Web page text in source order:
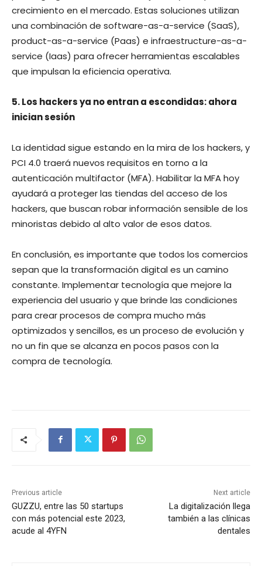
crecimiento en el mercado. Estas soluciones utilizan
una combinación de software-as-a-service (SaaS),
product-as-a-service (Paas) e infraestructure-as-a-
service (Iaas) para ofrecer herramientas escalables
que impulsan la eficiencia operativa.
5. Los hackers ya no entran a escondidas: ahora
inician sesión
La identidad sigue estando en la mira de los hackers, y
PCI 4.0 traerá nuevos requisitos en torno a la
autenticación multifactor (MFA). Habilitar la MFA hoy
ayudará a proteger las tiendas del acceso de los
hackers, que buscan robar información sensible de los
minoristas debido al alto valor de esos datos.
En conclusión, es importante que todos los comercios
sepan que la transformación digital es un camino
constante. Implementar tecnología que mejore la
experiencia del usuario y que brinde las condiciones
para crear procesos de compra mucho más
optimizados y sencillos, es un proceso de evolución y
no un fin que se alcanza en pocos pasos con la
compra de tecnología.
Previous article
GUZZU, entre las 50 startups
con más potencial este 2023,
acude al 4YFN
Next article
La digitalización llega
también a las clínicas
dentales